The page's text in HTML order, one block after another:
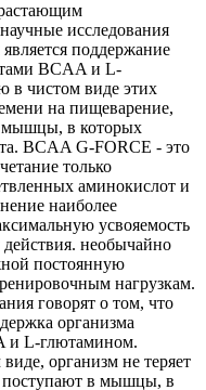
исследования
поддержание
BCAA и L-
в чистом виде этих
на пищеварение,
мышцы, в которых
BCAA G-FORCE - это
только
аминокислот и
наиболее
усвояемость
необычайно
постоянную
нагрузкам.
говорят о том, что
организма
и L-глютамином.
организм не теряет
поступают в мышцы, в